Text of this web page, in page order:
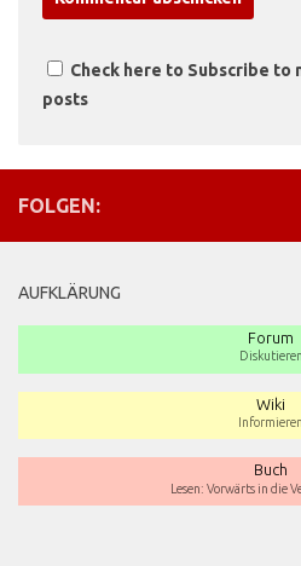
Check here to Subscribe
posts
FOLGEN:
AUFKLÄRUNG
Forum
Diskutieren
Wiki
Informieren
Buch
Lesen: Vorwärts in die